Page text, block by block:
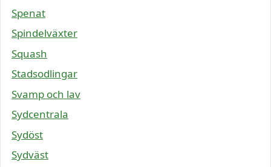
Spenat
Spindelväxter
Squash
Stadsodlingar
Svamp och lav
Sydcentrala
Sydöst
Sydväst